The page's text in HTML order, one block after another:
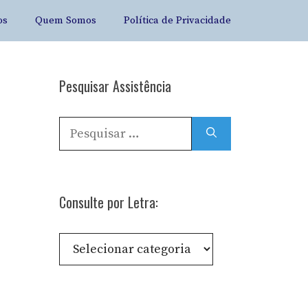
Quem Somos Política de Privacidade
Pesquisar Assistência
Pesquisar
por:
Consulte por Letra:
Consulte